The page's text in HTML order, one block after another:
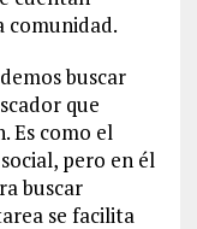
comunidad.
buscar
que
Es como el
pero en él
buscar
se facilita